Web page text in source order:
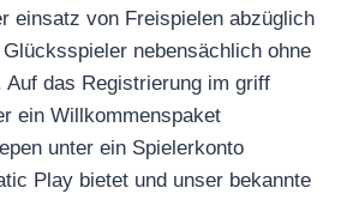
einsatz von Freispielen abzüglich
nebensächlich ohne
Auf das Registrierung im griff
ein Willkommenspaket
unter ein Spielerkonto
Play bietet und unser bekannte